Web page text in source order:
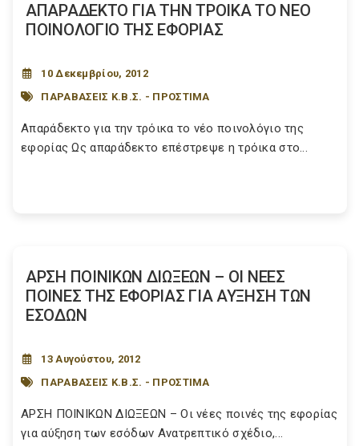
ΑΠΑΡΑΔΕΚΤΟ ΓΙΑ ΤΗΝ ΤΡΟΙΚΑ ΤΟ ΝΕΟ
ΠΟΙΝΟΛΟΓΙΟ ΤΗΣ ΕΦΟΡΙΑΣ
10 Δεκεμβρίου, 2012
ΠΑΡΑΒΑΣΕΙΣ Κ.Β.Σ. - ΠΡΟΣΤΙΜΑ
Απαράδεκτο για την τρόικα το νέο ποινολόγιο της
εφορίας Ως απαράδεκτο επέστρεψε η τρόικα στο...
ΑΡΣΗ ΠΟΙΝΙΚΩΝ ΔΙΩΞΕΩΝ – ΟΙ ΝΕΕΣ
ΠΟΙΝΕΣ ΤΗΣ ΕΦΟΡΙΑΣ ΓΙΑ ΑΥΞΗΣΗ ΤΩΝ
ΕΣΟΔΩΝ
13 Αυγούστου, 2012
ΠΑΡΑΒΑΣΕΙΣ Κ.Β.Σ. - ΠΡΟΣΤΙΜΑ
ΑΡΣΗ ΠΟΙΝΙΚΩΝ ΔΙΩΞΕΩΝ – Οι νέες ποινές της εφορίας
για αύξηση των εσόδων Ανατρεπτικό σχέδιο,...